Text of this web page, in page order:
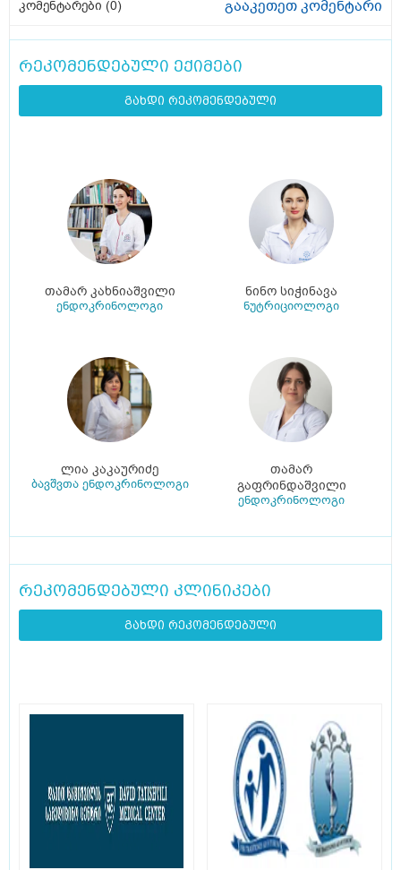
კომენტარები (0) გააკეთეთ კომენტარი
რეკომენდებული ექიმები
გახდი რეკომენდებული
თამარ კახნიაშვილი
ენდოკრინოლოგი
ნინო სიჭინავა
ნუტრიციოლოგი
ლია კაკაურიძე
ბავშვთა ენდოკრინოლოგი
თამარ
გაფრინდაშვილი
ენდოკრინოლოგი
რეკომენდებული კლინიკები
გახდი რეკომენდებული